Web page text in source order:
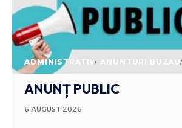
ADMINISTRATIV ANUNTURI BUZAU
ANUNȚ PUBLIC
6 AUGUST 2026